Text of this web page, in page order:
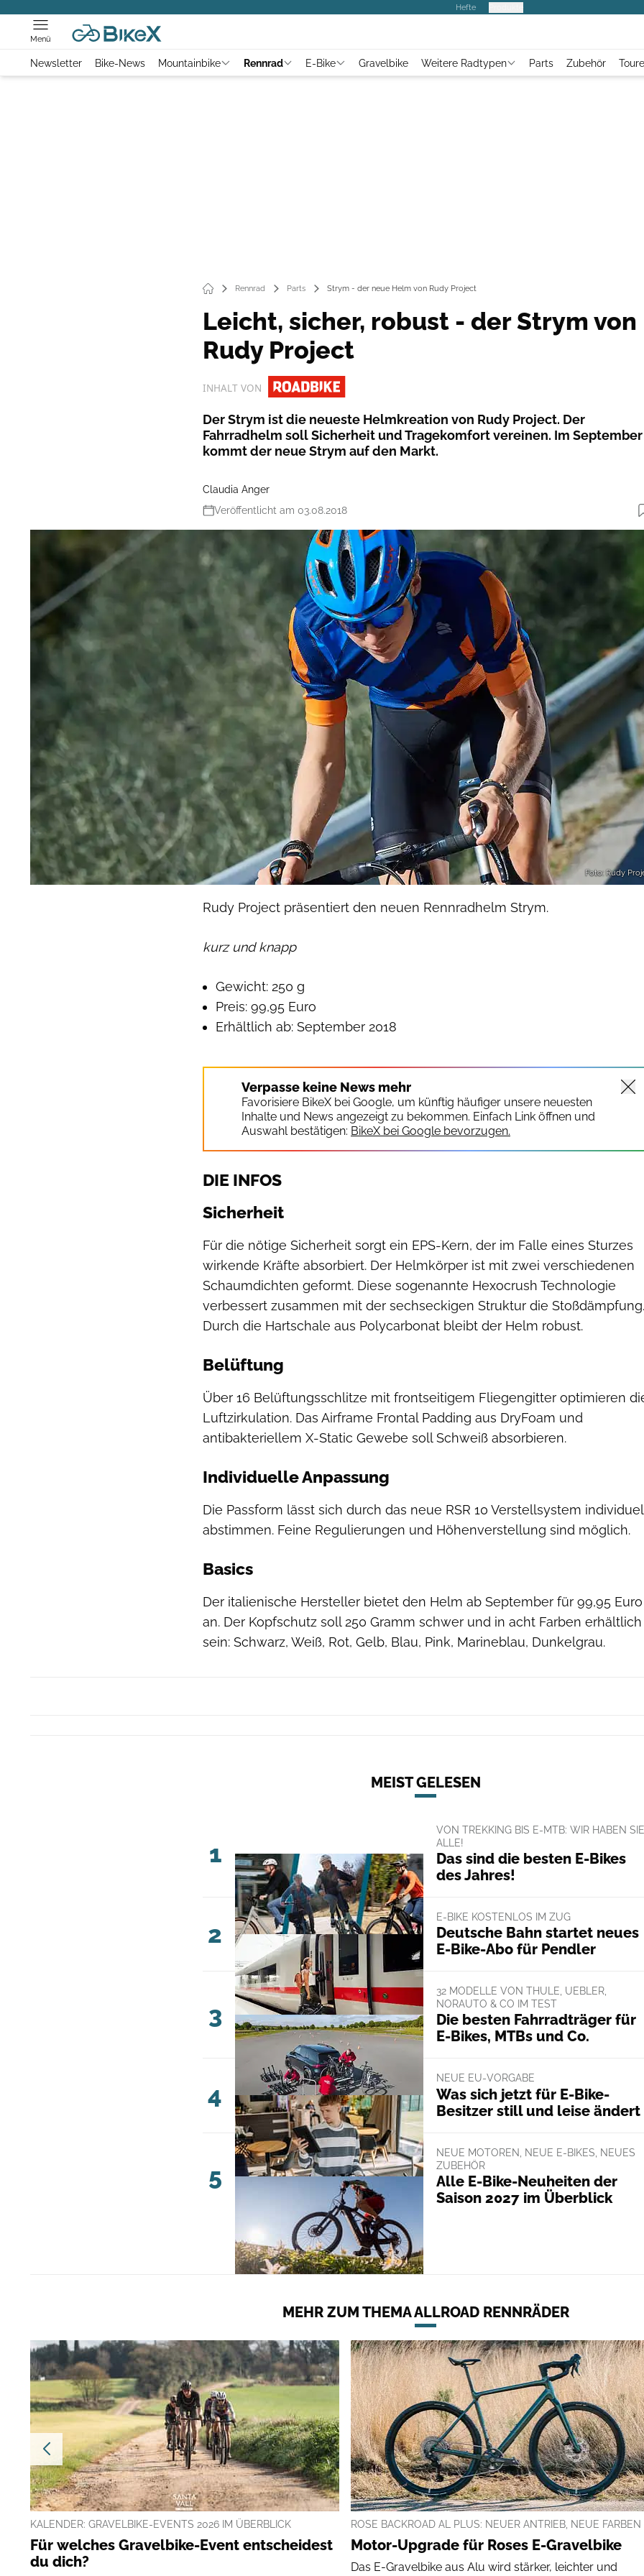
Hefte
Menü
Newsletter Bike-News Mountainbike Rennrad E-Bike Gravelbike Weitere Radtypen Parts Zubehör
Rennrad Parts Strym - der neue Helm von Rudy Project
Leicht, sicher, robust - der Strym von
Rudy Project
INHALT VON
Der Strym ist die neueste Helmkreation von Rudy Project. Der
Fahrradhelm soll Sicherheit und Tragekomfort vereinen. Im September
kommt der neue Strym auf den Markt.
Claudia Anger
Veröffentlicht am 03.08.2018
Foto: Rudy
Rudy Project präsentiert den neuen Rennradhelm Strym.
kurz und knapp
Gewicht: 250 g
Preis: 99,95 Euro
Erhältlich ab: September 2018
Verpasse keine News mehr
Favorisiere BikeX bei Google, um künftig häufiger unsere neuesten
Inhalte und News angezeigt zu bekommen. Einfach Link öffnen und
Auswahl bestätigen: BikeX bei Google bevorzugen.
DIE INFOS
Sicherheit
Für die nötige Sicherheit sorgt ein EPS-Kern, der im Falle eines Sturzes
wirkende Kräfte absorbiert. Der Helmkörper ist mit zwei verschiedenen
Schaumdichten geformt. Diese sogenannte Hexocrush Technologie
verbessert zusammen mit der sechseckigen Struktur die Stoßdämpfung.
Durch die Hartschale aus Polycarbonat bleibt der Helm robust.
Belüftung
Über 16 Belüftungsschlitze mit frontseitigem Fliegengitter optimieren
Luftzirkulation. Das Airframe Frontal Padding aus DryFoam und
antibakteriellem X-Static Gewebe soll Schweiß absorbieren.
Individuelle Anpassung
Die Passform lässt sich durch das neue RSR 10 Verstellsystem
abstimmen. Feine Regulierungen und Höhenverstellung sind möglich.
Basics
Der italienische Hersteller bietet den Helm ab September für 99,95 Euro
an. Der Kopfschutz soll 250 Gramm schwer und in acht Farben erhältlich
sein: Schwarz, Weiß, Rot, Gelb, Blau, Pink, Marineblau, Dunkelgrau.
MEIST GELESEN
1
VON TREKKING BIS E-MTB: WIR HABEN SIE
ALLE!
Das sind die besten E-Bikes
des Jahres!
2
E-BIKE KOSTENLOS IM ZUG
Deutsche Bahn startet neues
E-Bike-Abo für Pendler
3
32 MODELLE VON THULE, UEBLER,
NORAUTO & CO IM TEST
Die besten Fahrradträger für
E-Bikes, MTBs und Co.
4
NEUE EU-VORGABE
Was sich jetzt für E-Bike-
Besitzer still und leise ändert
5
NEUE MOTOREN, NEUE E-BIKES, NEUES
ZUBEHÖR
Alle E-Bike-Neuheiten der
Saison 2027 im Überblick
MEHR ZUM THEMA ALLROAD RENNRÄDER
KALENDER: GRAVELBIKE-EVENTS 2026 IM ÜBERBLICK
Für welches Gravelbike-Event entscheidest
du dich?
ROSE BACKROAD AL PLUS: NEUER ANTRIEB, NEUE FARBEN
Motor-Upgrade für Roses E-Gravelbike
Das E-Gravelbike aus Alu wird stärker, leichter und